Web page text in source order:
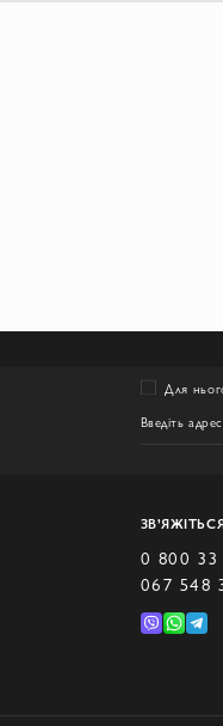
Для
0 800
067 548